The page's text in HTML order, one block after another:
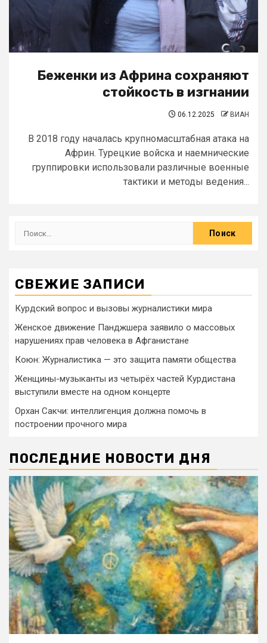
Беженки из Африна сохраняют
стойкость в изгнании
06.12.2025 ВИАН
В 2018 году началась крупномасштабная атака на
Африн. Турецкие войска и наемнические
группировки использовали различные военные
тактики и методы ведения...
СВЕЖИЕ ЗАПИСИ
Курдский вопрос и вызовы журналистики мира
Женское движение Панджшера заявило о массовых
нарушениях прав человека в Афганистане
Коюн: Журналистика — это защита памяти общества
Женщины-музыканты из четырёх частей Курдистана
выступили вместе на одном концерте
Орхан Сакчи: интеллигенция должна помочь в
построении прочного мира
ПОСЛЕДНИЕ НОВОСТИ ДНЯ